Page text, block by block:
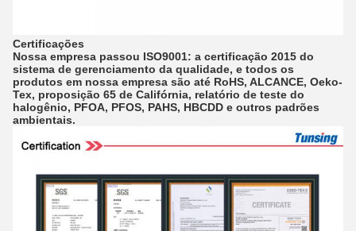
Certificações
Nossa empresa passou ISO9001: a certificação 2015 do
sistema de gerenciamento da qualidade, e todos os
produtos em nossa empresa são até RoHS, ALCANCE, Oeko-
Tex, proposição 65 de Califórnia, relatório de teste do
halogênio, PFOA, PFOS, PAHS, HBCDD e outros padrões
ambientais.